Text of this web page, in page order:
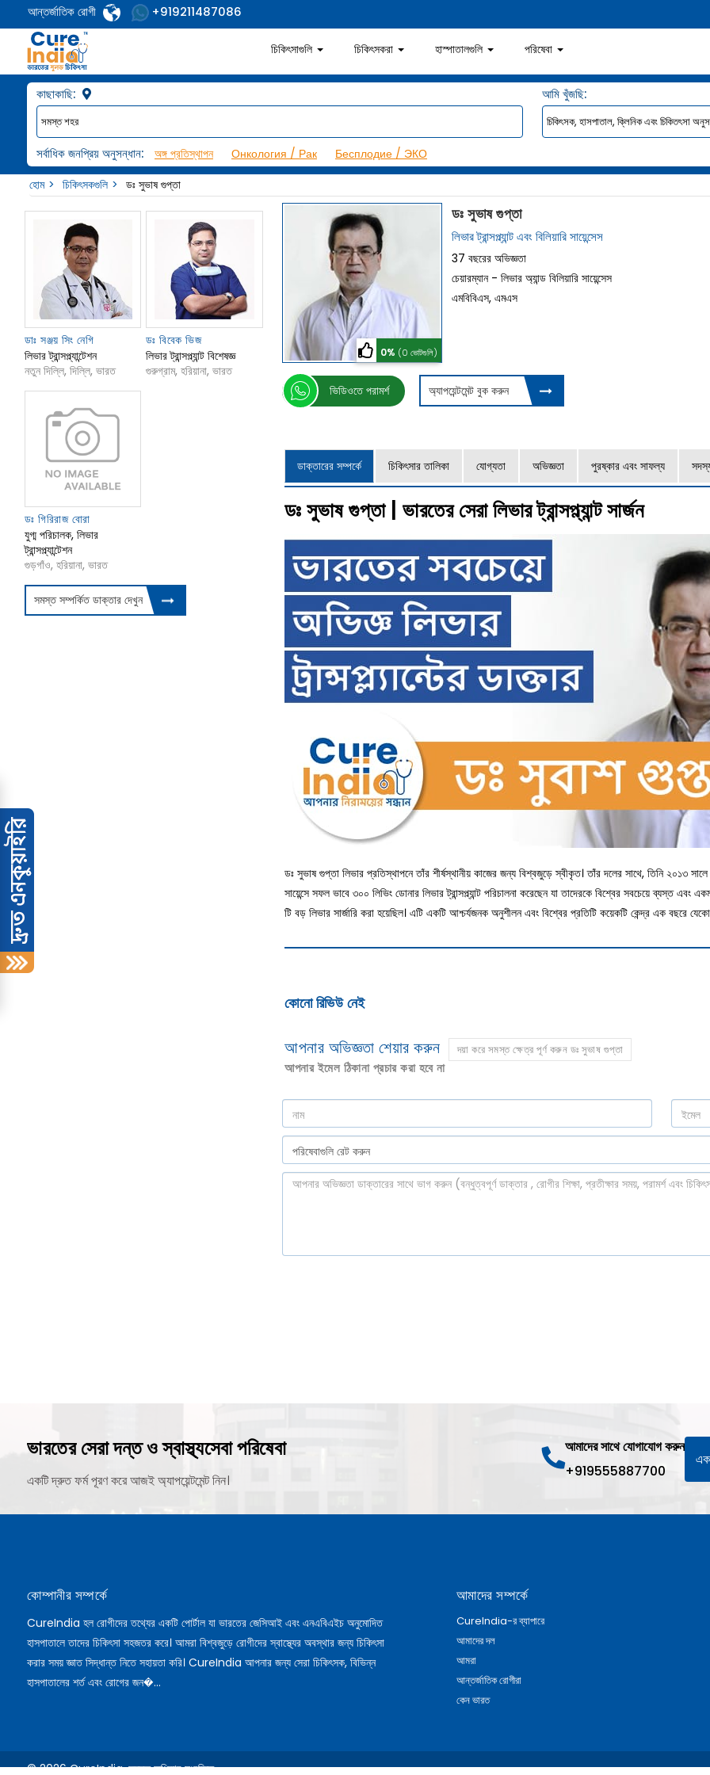
আন্তর্জাতিক রোগী +919211487086
চিকিৎসাগুলি চিকিৎসকরা হাস্পাতালগুলি পরিষেবা
কাছাকাছি: আমি খুঁজছি:
সর্বাধিক জনপ্রিয় অনুসন্ধান: অঙ্গ প্রতিস্থাপন Онкология / Рак
Бесплодие / ЭКО
হোম
চিকিৎসকগুলি ডঃ সুভাষ গুপ্তা
0% (0 ভোটগুলি)
ডঃ সুভাষ গুপ্তা
লিভার ট্রান্সপ্ল্যান্ট এবং বিলিয়ারি সায়েন্সেস
37 বছরের অভিজ্ঞতা
চেয়ারম্যান - লিভার অ্যান্ড বিলিয়ারি সায়েন্সেস
এমবিবিএস, এমএস
ভিডিওতে পরামর্শ অ্যাপয়েন্টমেন্ট বুক করুন
ডাক্তারের সম্পর্কে চিকিৎসার তালিকা যোগ্যতা অভিজ্ঞতা পুরষ্কার এবং সাফল্য
ডঃ সুভাষ গুপ্তা | ভারতের সেরা লিভার ট্রান্সপ্ল্যান্ট সার্জন
ডঃ সুভাষ গুপ্তা লিভার প্রতিস্থাপনে তাঁর শীর্ষস্থানীয় কাজের জন্য বিশ্বজুড়ে স্বীকৃত। তাঁর দলের সাথে, তিনি ২০১৩
সায়েন্সে সফল ভাবে ৩০০ লিভিং ডোনার লিভার ট্রান্সপ্ল্যান্ট পরিচালনা করেছেন যা তাদেরকে বিশ্বের সবচেয়ে ব্যস্ত
টি বড় লিভার সার্জারি করা হয়েছিল। এটি একটি আশ্চর্যজনক অনুশীলন এবং বিশ্বের প্রতিটি কয়েকটি কেন্দ্র এক বছরে যেকোন
কোনো রিভিউ নেই
আপনার অভিজ্ঞতা শেয়ার করুন দয়া করে সমস্ত ক্ষেত্র পূর্ণ করুন ডঃ সুভাষ গুপ্তা
আপনার ইমেল ঠিকানা প্রচার করা হবে না
ডাঃ সঞ্জয় সিং নেগি
লিভার ট্রান্সপ্ল্যান্টেশন
নতুন দিল্লি, দিল্লি, ভারত
ডঃ বিবেক ভিজ
লিভার ট্রান্সপ্ল্যান্ট বিশেষজ্ঞ
গুরুগ্রাম, হরিয়ানা, ভারত
ডঃ গিরিরাজ বোরা
যুগ্ম পরিচালক, লিভার
ট্রান্সপ্ল্যান্টেশন
গুড়গাঁও, হরিয়ানা, ভারত
সমস্ত সম্পর্কিত ডাক্তার দেখুন
ভারতের সেরা দন্ত ও স্বাস্থ্যসেবা পরিষেবা
একটি দ্রুত ফর্ম পূরণ করে আজই অ্যাপয়েন্টমেন্ট নিন।
আমাদের সাথে যোগাযোগ করুন
+919555887700
কোম্পানীর সম্পর্কে
CureIndia হল রোগীদের তথ্যের একটি পোর্টাল যা ভারতের জেসিআই এবং এনএবিএইচ অনুমোদিত
হাসপাতালে তাদের চিকিৎসা সহজতর করে। আমরা বিশ্বজুড়ে রোগীদের স্বাস্থ্যের অবস্থার জন্য চিকিৎসা
করার সময় জ্ঞাত সিদ্ধান্ত নিতে সহায়তা করি। CureIndia আপনার জন্য সেরা চিকিৎসক, বিভিন্ন
হাসপাতালের শর্ত এবং রোগের জন�...
আমাদের সম্পর্কে
CureIndia-র ব্যাপারে
আমাদের দল
আমরা
আন্তর্জাতিক রোগীরা
কেন ভারত
© 2026 CureIndia. সমস্ত অধিকার সংরক্ষিত.